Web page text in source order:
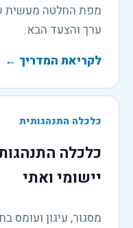
מפת החלטה מעשית
ערך והצעד הבא.
לקריאת המדריך ←
כלכלה התנהגותית
כלכלה
יישומי ואתי
מסגור, עיגון ועומס